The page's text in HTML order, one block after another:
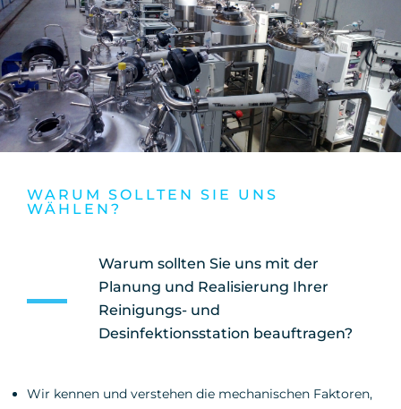
WARUM SOLLTEN SIE UNS
WÄHLEN?
Warum sollten Sie uns mit der
Planung und Realisierung Ihrer
Reinigungs- und
Desinfektionsstation beauftragen?
Wir kennen und verstehen die mechanischen Faktoren,